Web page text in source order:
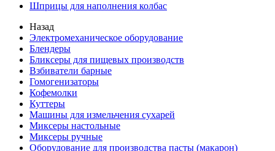
Шприцы для наполнения колбас
Назад
Электромеханическое оборудование
Блендеры
Бликсеры для пищевых производств
Взбиватели барные
Гомогенизаторы
Кофемолки
Куттеры
Машины для измельчения сухарей
Миксеры настольные
Миксеры ручные
Оборудование для производства пасты (макарон)